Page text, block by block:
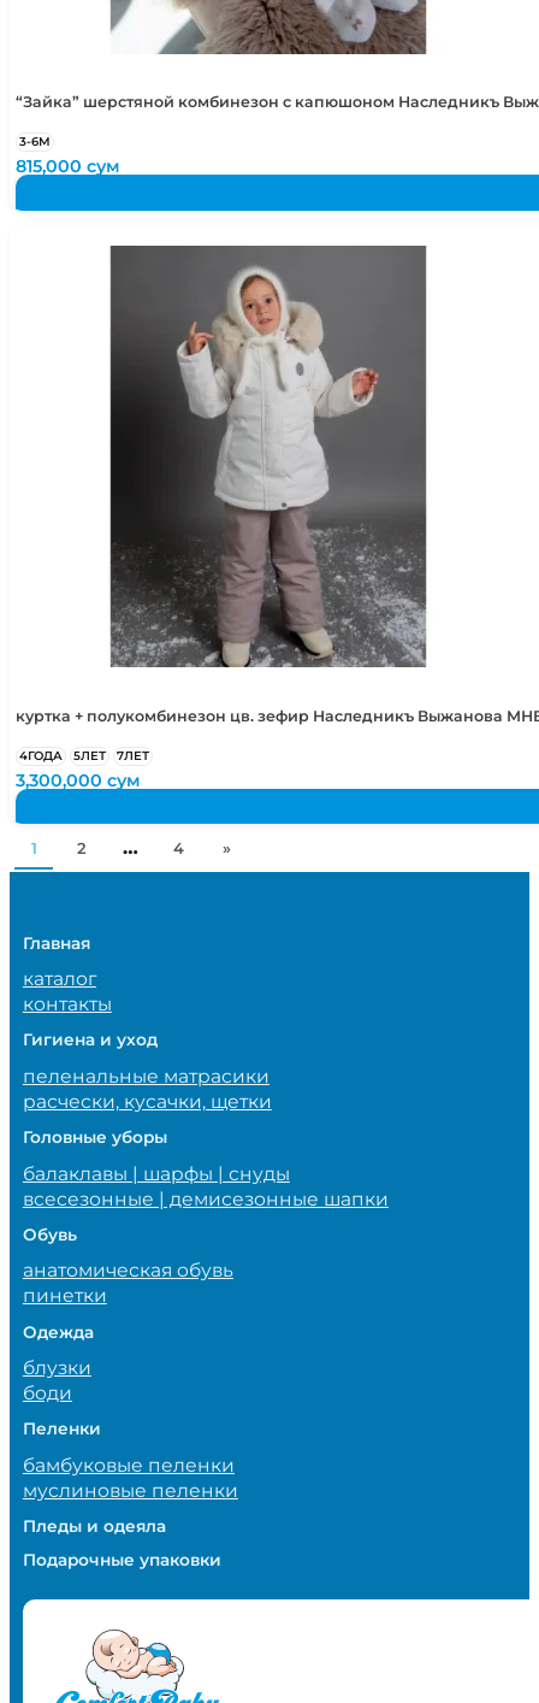
“Зайка” шерстяной комбинезон с капюшоном Наследникъ
3-6М
815,000сум
куртка + полукомбинезон цв. зефир Наследникъ Выжанова
4ГОДА 5ЛЕТ 7ЛЕТ
3,300,000сум
1 2 … 4 »
Главная
каталог
контакты
Гигиена и уход
пеленальные матрасики
расчески, кусачки, щетки
Головные уборы
балаклавы | шарфы | снуды
всесезонные | демисезонные шапки
Обувь
анатомическая обувь
пинетки
Одежда
блузки
боди
Пеленки
бамбуковые пеленки
муслиновые пеленки
Пледы и одеяла
Подарочные упаковки